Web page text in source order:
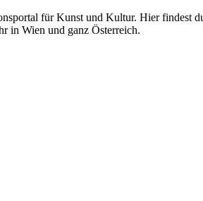
für Kunst und Kultur. Hier findest
in Wien und ganz Österreich.